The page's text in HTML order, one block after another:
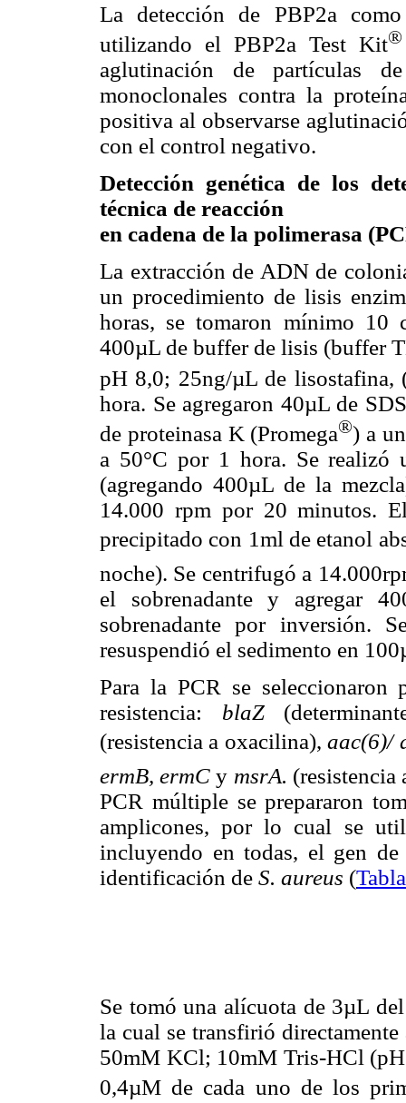
La detección de PBP2a
utilizando el PBP2a Test Kit®
aglutinación de partículas
monoclonales contra la
positiva al observarse
con el control negativo.
Detección genética de los
técnica de reacción
en cadena de la polimerasa
La extracción de ADN de
un procedimiento de lisis
horas, se tomaron mínimo 10
400µL de buffer de lisis (buffer
pH 8,0; 25ng/µL de lisostafina,
hora. Se agregaron 40µL de
de proteinasa K (Promega®) a
a 50°C por 1 hora. Se realizó
(agregando 400µL de la
14.000 rpm por 20 minutos.
precipitado con 1ml de etanol
noche). Se centrifugó a
el sobrenadante y agregar
sobrenadante por inversión.
resuspendió el sedimento en
Para la PCR se seleccionaron
resistencia: blaZ
(resistencia a oxacilina), aac(6)/
ermB, ermC y msrA. (resistencia
PCR múltiple se prepararon
amplicones, por lo cual se
incluyendo en todas, el gen
identificación de S. aureus (
Se tomó una alícuota de 3µL
la cual se transfirió
50mM KCl; 10mM Tris-HCl
0,4µM de cada uno de los